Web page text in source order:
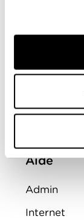
Offres
Mobile
Aide
Admin
Internet